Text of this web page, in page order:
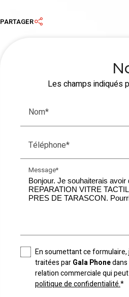
PARTAGER
Les champs indiqués
Nom*
Téléphone*
Message*
En soumettant ce
traitées parGala Phonedans
relation commerciale qui
politique de confidentialité.*